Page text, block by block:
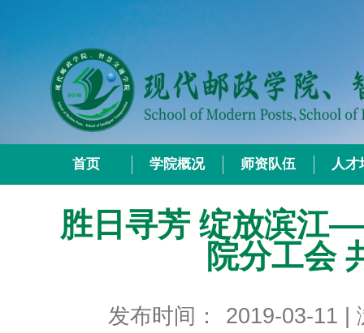
首页 学院概况 师资队伍 人才
胜日寻芳 绽放滨江
院分工会
发布时间： 2019-03-11